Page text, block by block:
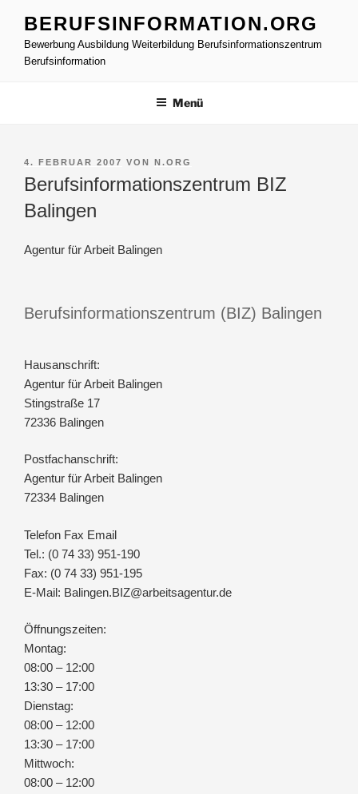
BERUFSINFORMATION.ORG
Bewerbung Ausbildung Weiterbildung Berufsinformationszentrum
Berufsinformation
Menü
V
E
R
Ö
F
E
C
A
4. FEBRUAR 2007 VON N.ORG
Berufsinformationszentrum BIZ
Balingen
Agentur für Arbeit Balingen
Berufsinformationszentrum (BIZ) Balingen
Hausanschrift:
Agentur für Arbeit Balingen
Stingstraße 17
72336 Balingen
Postfachanschrift:
Agentur für Arbeit Balingen
72334 Balingen
Telefon Fax Email
Tel.: (0 74 33) 951-190
Fax: (0 74 33) 951-195
E-Mail: Balingen.BIZ@arbeitsagentur.de
Öffnungszeiten:
Montag:
08:00 – 12:00
13:30 – 17:00
Dienstag:
08:00 – 12:00
13:30 – 17:00
Mittwoch:
08:00 – 12:00